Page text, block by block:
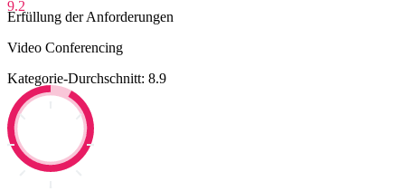
9.2
Erfüllung der Anforderungen
Video Conferencing
Kategorie-Durchschnitt: 8.9